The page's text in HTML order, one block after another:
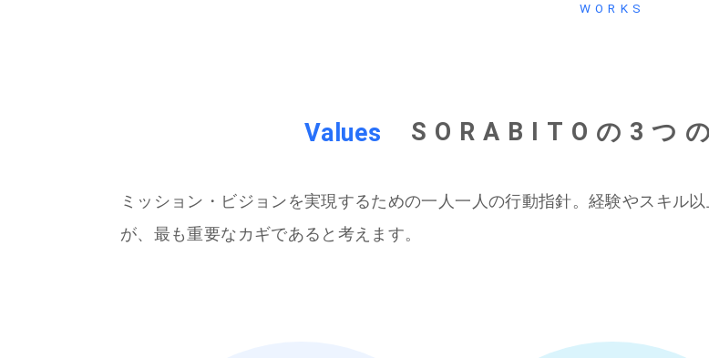
WORKS
Values SORABITOの3つ
ミッション・ビジョンを実現するための一人一人の行動指針。経験やスキル
が、最も重要なカギであると考えます。